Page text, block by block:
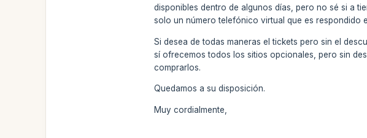
disponibles dentro de algunos días, pero no sé si a
solo un número telefónico virtual que es respondido
Si desea de todas maneras el tickets pero sin el
sí ofrecemos todos los sitios opcionales, pero sin
comprarlos.
Quedamos a su disposición.
Muy cordialmente,